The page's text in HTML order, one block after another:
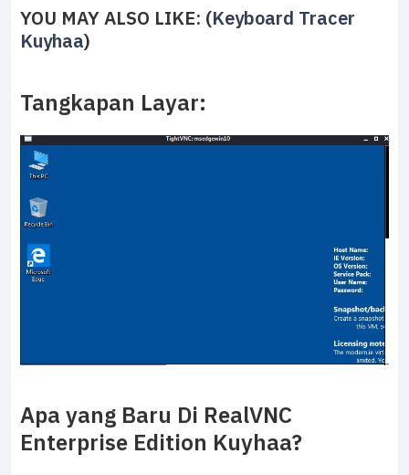
YOU MAY ALSO LIKE: (Keyboard Tracer
Kuyhaa)
Tangkapan Layar:
Apa yang Baru Di RealVNC
Enterprise Edition Kuyhaa?